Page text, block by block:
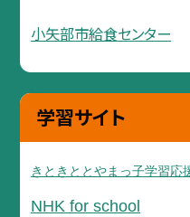
小矢部市給食センター
学習サイト
きときととやまっ子学習応
NHK for school